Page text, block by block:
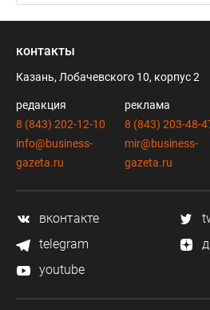
контакты
Казань, Лобачевского 10, корпус 2
редакция
8 (843) 202-12-10
info@business-
gazeta.ru
реклама
8 (843) 203-48-
mir@business-
gazeta.ru
вконтакте
telegram
youtube